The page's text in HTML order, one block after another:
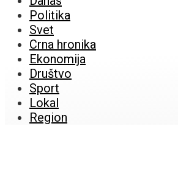
Politika
Svet
Crna hronika
Ekonomija
Društvo
Sport
Lokal
Region